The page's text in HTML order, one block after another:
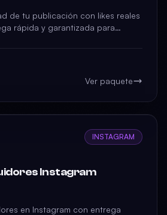
de tu publicación con likes reales
rápida y garantizada para
Ver paquete
INSTAGRAM
Instagram
en Instagram con entrega